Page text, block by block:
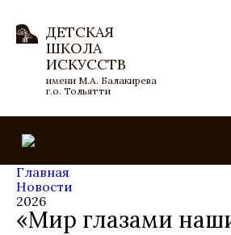
ДЕТСКАЯ
ШКОЛА
ИСКУССТВ
имени М.А. Балакирева
г.о. Тольятти
Главная
Новости
2026
«Мир глазами